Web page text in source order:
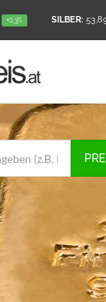
+0,3% SILBER: